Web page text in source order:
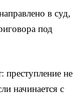
в суд,
под
преступление не
начинается с